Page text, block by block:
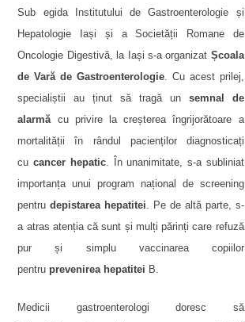
Sub egida Institutului de Gastroenterologie și
Hepatologie Iași și a Societății Romane de
Oncologie Digestivă, la Iași s-a organizat Școala
de Vară de Gastroenterologie. Cu acest prilej,
specialiștii au ținut să tragă un semnal de
alarmă cu privire la creșterea îngrijorătoare a
mortalității în rândul pacienților diagnosticați
cucancer hepatic. În unanimitate, s-a subliniat
importanța unui program național de screening
pentrudepistarea hepatitei. Pe de altă parte, s-
a atras atenția că sunt și mulți părinți care refuză
pur și simplu vaccinarea copiilor
pentru prevenirea hepatitei B.
Medicii gastroenterologi doresc să